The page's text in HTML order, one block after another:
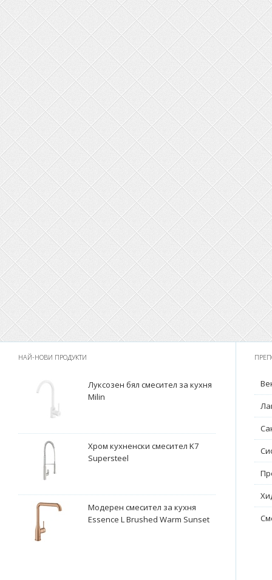
НАЙ-НОВИ ПРОДУКТИ
Луксозен бял смесител за кухня
Milin
Хром кухненски смесител K7
Supersteel
Модерен смесител за кухня
Essence L Brushed Warm Sunset